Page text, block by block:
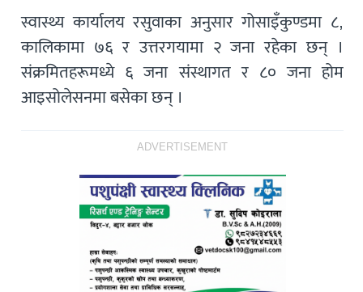
स्वास्थ्य कार्यालय रसुवाका अनुसार गोसाइँकुण्डमा ८,
कालिकामा ७६ र उत्तरगयामा २ जना रहेका छन् ।
संक्रमितहरूमध्ये ६ जना संस्थागत र ८० जना होम
आइसोलेसनमा बसेका छन् ।
ADVERTISEMENT